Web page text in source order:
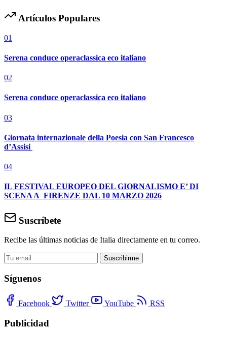
Artículos Populares
01
Serena conduce operaclassica eco italiano
02
Serena conduce operaclassica eco italiano
03
Giornata internazionale della Poesia con San Francesco
d’Assisi
04
IL FESTIVAL EUROPEO DEL GIORNALISMO E’ DI
SCENA A FIRENZE DAL 10 MARZO 2026
Suscríbete
Recibe las últimas noticias de Italia directamente en tu correo.
Suscribirme
Síguenos
Facebook Twitter YouTube RSS
Publicidad